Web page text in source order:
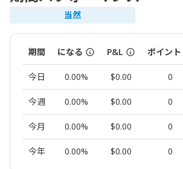
当然
期間 になる P&L ポイント
今日 0.00% $0.00 0
今週 0.00% $0.00 0
今月 0.00% $0.00 0
今年 0.00% $0.00 0